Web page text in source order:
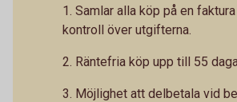
1. Samlar alla köp på en
kontroll över utgifterna.
2. Räntefria köp upp till 55
3. Möjlighet att delbetala vid